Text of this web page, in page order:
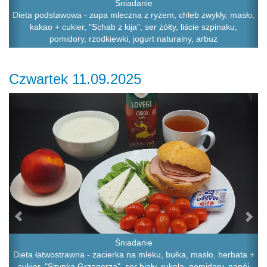
Śniadanie
Dieta podstawowa - zupa mleczna z ryżem, chleb zwykły, masło,
kakao + cukier, "Schab z kija", ser żółty, liście szpinaku,
pomidory, rzodkiewki, jogurt naturalny, arbuz
Czwartek 11.09.2025
Śniadanie
Dieta łatwostrawna - zacierka na mleku, bułka, masło, herbata +